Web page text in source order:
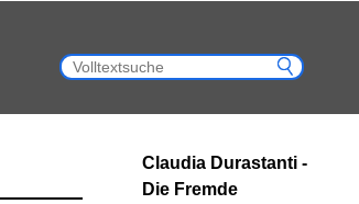
Claudia Durastanti -
Die Fremde